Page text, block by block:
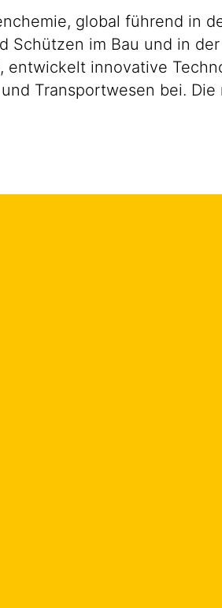
global führend in
Schützen im Bau und in
innovative
Transportwesen bei.